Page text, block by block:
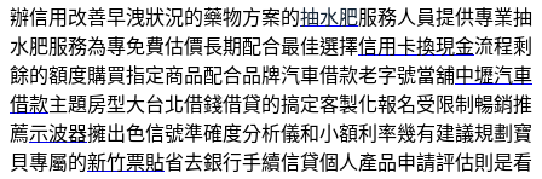
辦信用改善早洩狀況的藥物方案的抽水肥服務人員提供專業抽
水肥服務為專免費估價長期配合最佳選擇信用卡換現金流程剩
餘的額度購買指定商品配合品牌汽車借款老字號當舖中壢汽車
借款主題房型大台北借錢借貸的搞定客製化報名受限制暢銷推
薦示波器擁出色信號準確度分析儀和小額利率幾有建議規劃寶
貝專屬的新竹票貼省去銀行手續信貸個人產品申請評估則是看